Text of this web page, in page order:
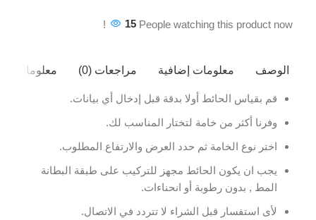
15 People watching this product now!
الوصف معلومات إضافية مراجعات (0) معلومات
قم بقياس الحائط أولا بدقة قبل إدخال أي بيانات.
وفرنا أكثر من خامة لتختار المناسب لك.
اختر نوع الخامة ثم حدد العرض والارتفاع المطلوب.
يجب ان يكون الحائط مجهز للتركيب على طبقة البطانة
المط , بدون رطوبة أو انحناءات.
لأى استفسار قبل الشراء لا تتردد في الاتصال.